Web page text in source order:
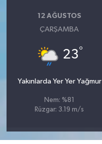
12 AĞUSTOS
ÇARŞAMBA
23°
Yakınlarda Yer Yer Yağmur
Nem: %81
Rüzgar: 3.19 m/s